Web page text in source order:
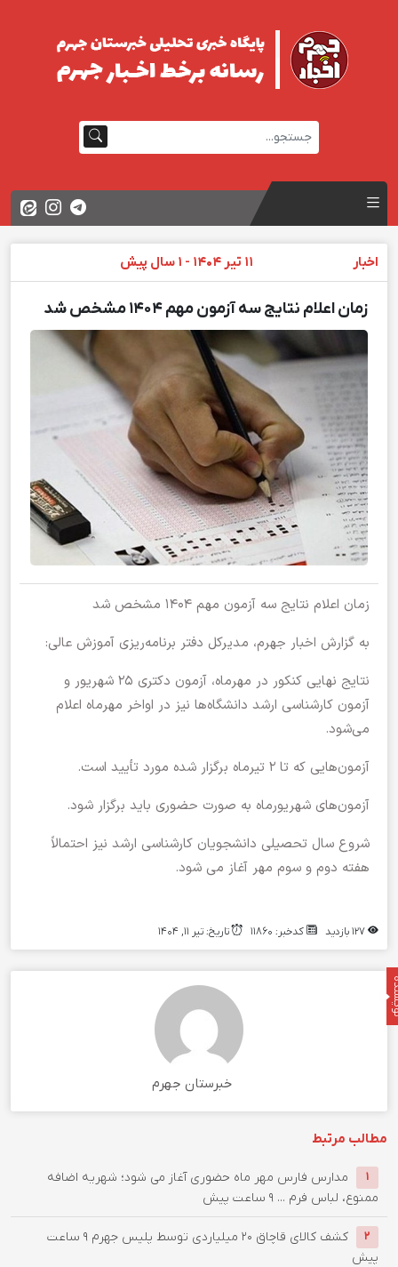
اخبار 11 تیر 1404 - 1 سال پیش
زمان اعلام نتایج سه آزمون مهم ۱۴۰۴ مشخص شد
زمان اعلام نتایج سه آزمون مهم ۱۴۰۴ مشخص شد
به گزارش اخبار جهرم، مدیرکل دفتر برنامه‌ریزی آموزش عالی:
نتایج نهایی کنکور در مهرماه، آزمون دکتری ۲۵ شهریور و
آزمون کارشناسی ارشد دانشگاه‌ها نیز در اواخر مهرماه اعلام
می‌شود.
آزمون‌هایی که تا ۲ تیرماه برگزار شده مورد تأیید است.
آزمون‌های شهریورماه به صورت حضوری باید برگزار شود.
شروع سال تحصیلی دانشجویان کارشناسی ارشد نیز احتمالاً
هفته دوم و سوم مهر آغاز می شود.
کدخبر: 11860 تاریخ: تیر 11, 1404
خبرستان جهرم
مطالب مرتبط
1
مدارس فارس مهر ماه حضوری آغاز می شود؛ شهریه اضافه
ممنوع، لباس فرم ... 9 ساعت پیش
2 کشف کالای قاچاق 20 میلیاردی توسط پلیس جهرم
9 ساعت
پیش